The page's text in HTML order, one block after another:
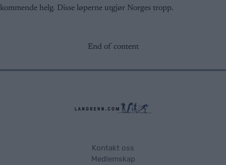
kommende helg. Disse løperne utgjør Norges tropp.
End of content
Kontakt oss
Medlemskap